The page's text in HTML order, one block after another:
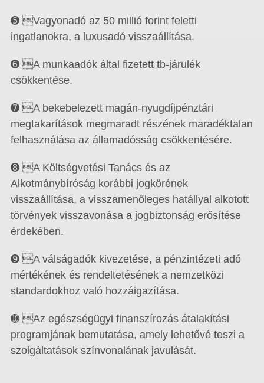
➎ Vagyonadó az 50 millió forint feletti
ingatlanokra, a luxusadó visszaállítása.
➏ A munkaadók által fizetett tb-járulék
csökkentése.
➐ A bekebelezett magán-nyugdíjpénztári
megtakarítások megmaradt részének maradéktalan
felhasználása az államadósság csökkentésére.
➑ A Költségvetési Tanács és az
Alkotmánybíróság korábbi jogkörének
visszaállítása, a visszamenőleges hatállyal alkotott
törvények visszavonása a jogbiztonság erősítése
érdekében.
➒ A válságadók kivezetése, a pénzintézeti adó
mértékének és rendeltetésének a nemzetközi
standardokhoz való hozzáigazítása.
➓ Az egészségügyi finanszírozás átalakítási
programjának bemutatása, amely lehetővé teszi a
szolgáltatások színvonalának javulását.